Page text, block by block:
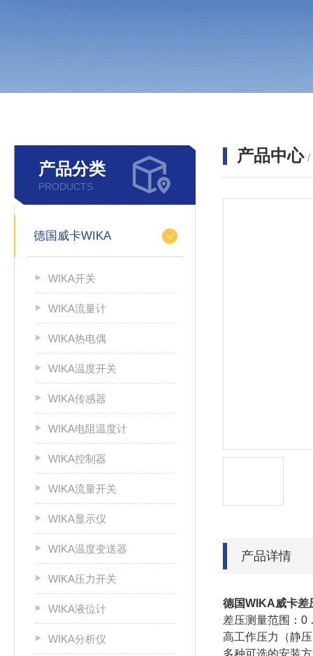
产品分类
PRODUCTS
德国威卡WIKA
WIKA开关
WIKA流量计
WIKA热电偶
WIKA温度开关
WIKA传感器
WIKA电阻温度计
WIKA控制器
WIKA流量开关
WIKA显示仪
WIKA温度变送器
WIKA压力开关
WIKA液位计
WIKA分析仪
产品中心 /
产品详情
德国WIKA威卡差
差压测量范围：
高工作压力（静
多种可选的安装